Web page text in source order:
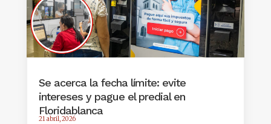
Se acerca la fecha límite: evite
intereses y pague el predial en
Floridablanca
21 abril, 2026